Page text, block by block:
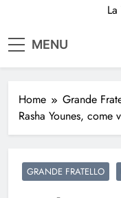
MENU
Home
Grande
Rasha Younes,
GRANDE FRATELLO